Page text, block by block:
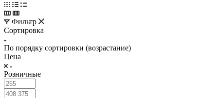
Фильтр
Сортировка
По порядку сортировки (возрастание)
Цена
Розничные